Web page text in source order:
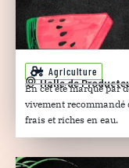
Agriculture
Halle de
En cet été marqué par
vivement recommandé
frais et riches en eau.